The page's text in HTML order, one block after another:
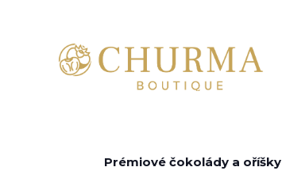
Prémiové čokolády a oříšky